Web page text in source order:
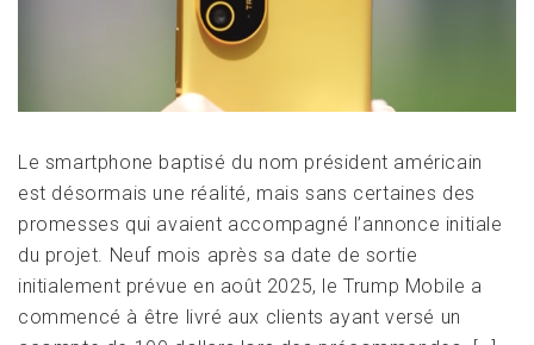
Le smartphone baptisé du nom président américain
est désormais une réalité, mais sans certaines des
promesses qui avaient accompagné l’annonce initiale
du projet. Neuf mois après sa date de sortie
initialement prévue en août 2025, le Trump Mobile a
commencé à être livré aux clients ayant versé un